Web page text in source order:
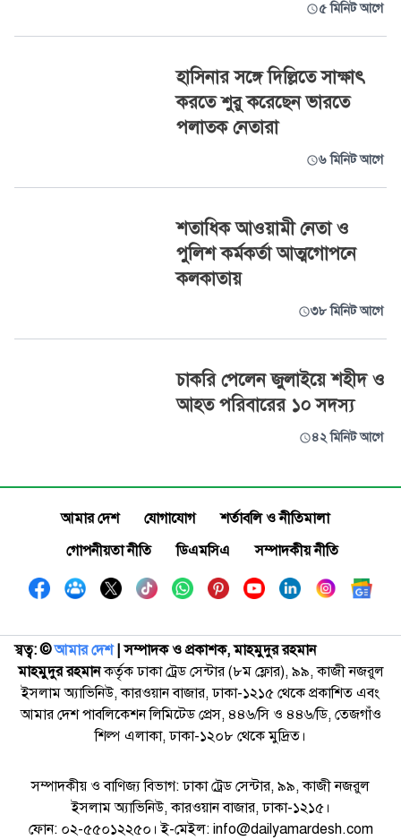
৫ মিনিট আগে
হাসিনার সঙ্গে দিল্লিতে সাক্ষাৎ
করতে শুরু করেছেন ভারতে
পলাতক নেতারা
৬ মিনিট আগে
শতাধিক আওয়ামী নেতা ও
পুলিশ কর্মকর্তা আত্মগোপনে
কলকাতায়
৩৮ মিনিট আগে
চাকরি পেলেন জুলাইয়ে শহীদ ও
আহত পরিবারের ১০ সদস্য
৪২ মিনিট আগে
আমার দেশ যোগাযোগ
শর্তাবলি ও নীতিমালা
গোপনীয়তা নীতি
ডিএমসিএ সম্পাদকীয় নীতি
স্বত্ব: ©️আমার দেশ| সম্পাদক ও প্রকাশক, মাহমুদুর রহমান
মাহমুদুর রহমানকর্তৃক ঢাকা ট্রেড সেন্টার (৮ম ফ্লোর), ৯৯, কাজী নজরুল
ইসলাম অ্যাভিনিউ, কারওয়ান বাজার, ঢাকা-১২১৫ থেকে প্রকাশিত এবং
আমার দেশ পাবলিকেশন লিমিটেড প্রেস, ৪৪৬/সি ও ৪৪৬/ডি, তেজগাঁও
শিল্প এলাকা, ঢাকা-১২০৮ থেকে মুদ্রিত।
সম্পাদকীয় ও বাণিজ্য বিভাগ: ঢাকা ট্রেড সেন্টার, ৯৯, কাজী নজরুল
ইসলাম অ্যাভিনিউ, কারওয়ান বাজার, ঢাকা-১২১৫।
ফোন: ০২-৫৫০১২২৫০। ই-মেইল: info@dailyamardesh.com